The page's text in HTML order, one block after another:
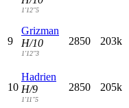
1'12"5
9
Grizman
H/10
1'12"3
2850 203k
10
Hadrien
H/9
1'11"5
2850 205k